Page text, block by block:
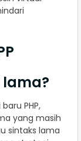
PHP,
yang masih
sintaks lama